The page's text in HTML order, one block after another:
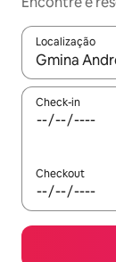
Localização
Quando os
Check-in
Checkout